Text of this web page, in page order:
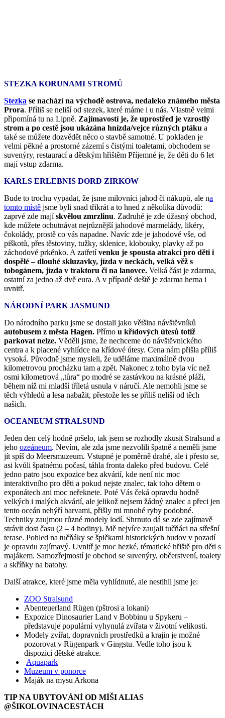
STEZKA KORUNAMI STROMŮ
Stezka se nachází na východě ostrova, nedaleko známého města
Prora. Příliš se neliší od stezek, které máme i u nás. Vlastně velmi
připomíná tu na Lipně. Zajímavostí je, že uprostřed je vzrostlý
strom a po cestě jsou ukázána hnízda/vejce různých ptáku a
také se můžete dozvědět něco o stavbě samotné. U pokladen je
velmi pěkné a prostorné zázemí s čistými toaletami, obchodem se
suvenýry, restaurací a dětským hřištěm Příjemné je, že děti do 6 let
mají vstup zdarma.
KARLS ERLEBNIS DORD ZIRKOW
Bude to trochu vypadat, že jsme milovníci jahod či nákupů, ale na
tomto místě jsme byli snad třikrát a to hned z několika důvodů:
zaprvé zde majískvělou zmrzlinu. Zadruhé je zde úžasný obchod,
kde můžete ochutnávat nejrůznější jahodové marmelády, likéry,
čokolády, prostě co vás napadne. Navíc zde je jahodové vše, od
piškotů, přes těstoviny, tužky, sklenice, klobouky, plavky až po
záchodové prkénko. A zatřetívenku je spousta atrakcí pro děti i
dospělé – dlouhé skluzavky, jízda v neckách, velká věž s
tobogánem, jízda v traktoru či na lanovce. Velká část je zdarma,
ostatní za jedno až dvě eura. A v případě deště je zdarma herna i
uvnitř.
NÁRODNÍ PARK JASMUND
Do národního parku jsme se dostali jako většina návštěvníků
autobusem z města Hagen. Přímo u křídových útesů totiž
parkovat nelze. Věděli jsme, že nechceme do návštěvnického
centra a k placené vyhlídce na křídové útesy. Cena nám přišla příliš
vysoká. Původně jsme mysleli, že uděláme maximálně dvou
kilometrovou procházku tam a zpět. Nakonec z toho byla víc než
osmi kilometrová „tůra“ po modré se zastávkou na krásné pláži,
během níž mi mladší tříletá usnula v náručí. Ale nemohli jsme se
těch výhledů a lesa nabažit, přestože les se příliš neliší od těch
našich.
OCEANEUM STRALSUND
Jeden den celý hodně pršelo, tak jsem se rozhodly zkusit Stralsund a
jeho ozeáneum. Nevím, ale zda jsme nezvolili špatně a neměli jsme
jít spíš do Meersmuzeum. Vstupné je poměrně drahé, ale i přesto se,
asi kvůli špatnému počasí, táhla fronta daleko před budovu. Celé
jedno patro jsou expozice bez akvárií, kde není nic moc
interaktivního pro děti a pokud nejste znalec, tak toho dětem o
exponátech ani moc neřeknete. Poté Vás čeká opravdu hodně
velkých i malých akvárií, ale jelikož nejsem žádný znalec a přeci jen
tento oceán nehýří barvami, přišly mi mnohé ryby podobné.
Techniky zaujmou různé modely lodí. Shrnuto dá se zde zajímavě
strávit dost času (2 – 4 hodiny). Mě nejvíce zaujali tučňáci na střešní
terase. Pohled na tučňáky se špičkami historických budov v pozadí
je opravdu zajímavý. Uvnitř je moc hezké, tématické hřiště pro děti s
majákem. Samozřejmostí je obchod se suvenýry, občerstvení, toalety
a skříňky na batohy.
Další atrakce, které jsme měla vyhlídnuté, ale nestihli jsme je:
ZOO Stralsund
Abenteuerland Rügen (pštrosi a lokani)
Expozice Dinosaurier Land v Bobbinu u Spykeru –
představuje populární vyhynulá zvířata v životní velikosti.
Modely zvířat, dopravních prostředků a krajin je možné
pozorovat v Rügenpark v Gingstu. Vedle toho jsou k
dispozici dětské atrakce.
Aquapark
Muzeum v ponorce
Maják na mysu Arkona
TIP NA UBYTOVÁNÍ OD MÍŠI ALIAS
@ŠIKOLOVINACESTÁCH